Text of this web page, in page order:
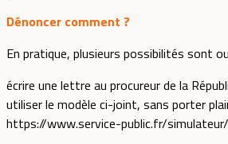
Dénoncer comment ?
En pratique, plusieurs possibilités sont
écrire une lettre au procureur de la
utiliser le modèle ci-joint, sans porter
https://www.service-public.fr/